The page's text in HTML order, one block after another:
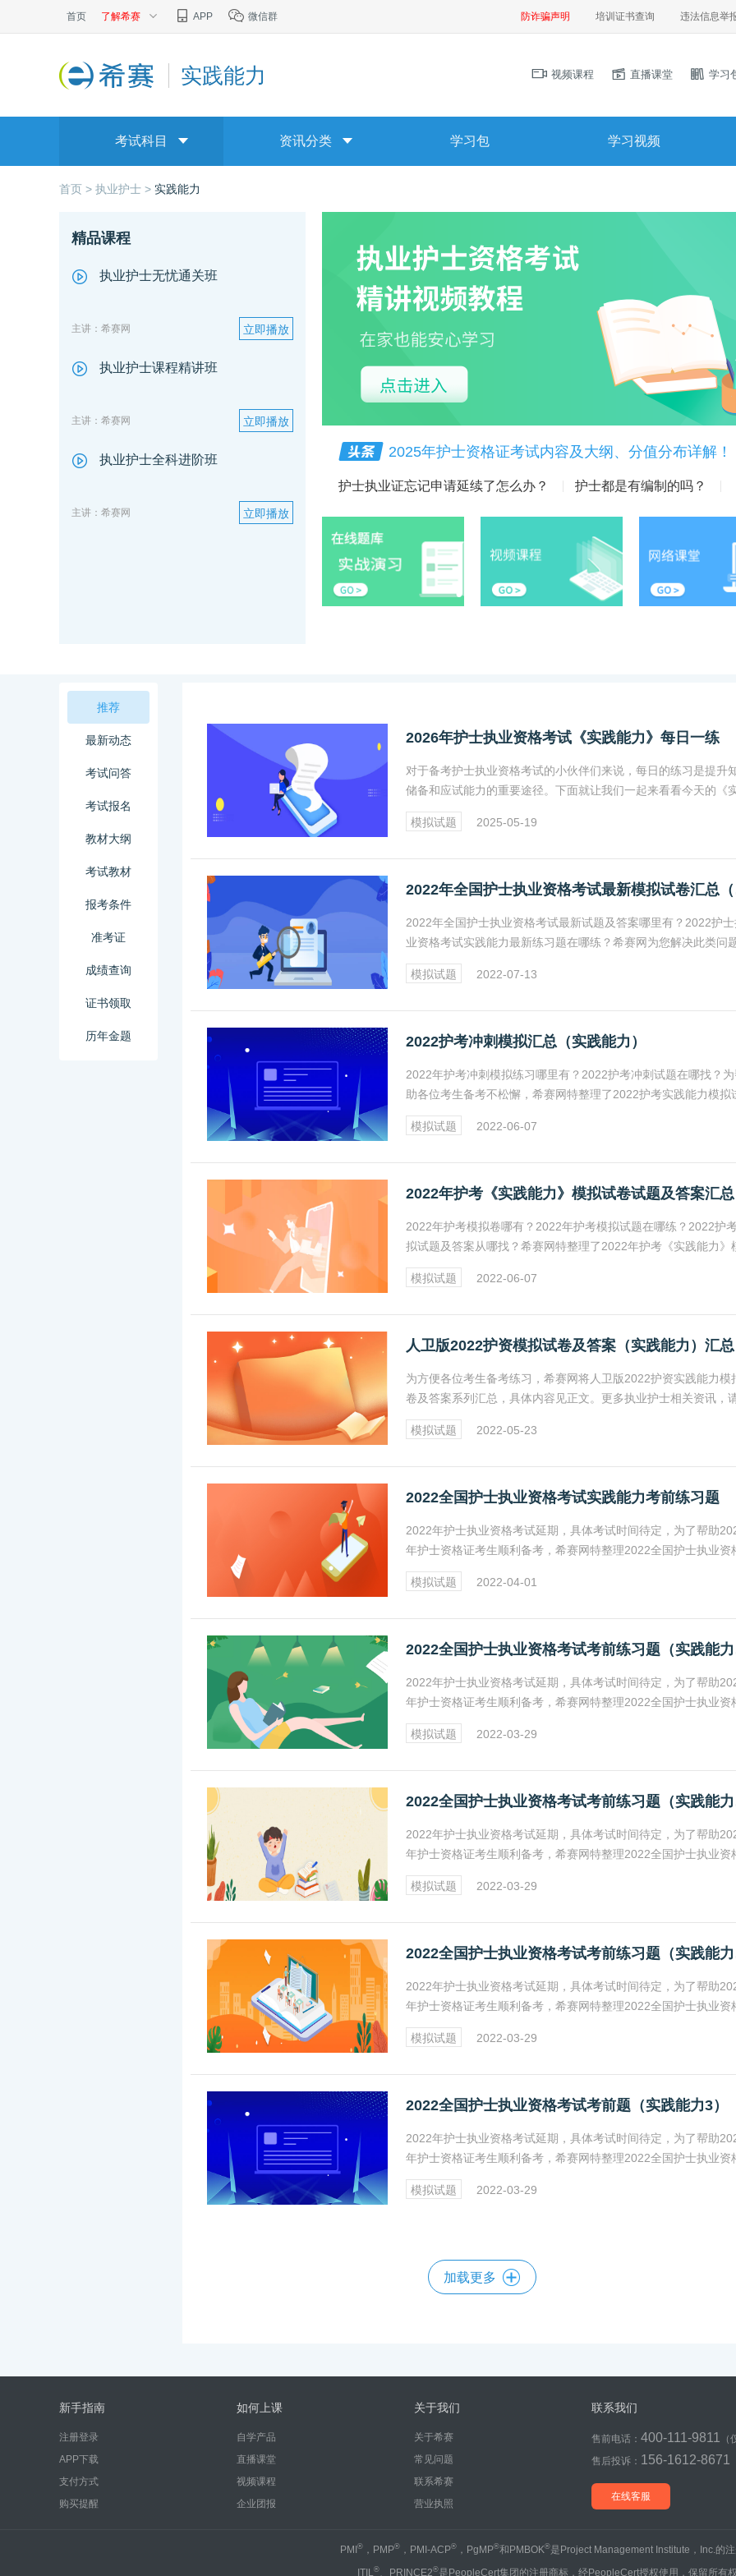
首页 了解希赛 APP 微信群 防诈骗声明 培训证书查询 违法信息举
实践能力 视频课程 直播课堂 学习
考试科目 资讯分类 学习包 学习视频
首页 > 执业护士 > 实践能力
精品课程
执业护士无忧通关班
主讲：希赛网 立即播放
执业护士课程精讲班
主讲：希赛网 立即播放
执业护士全科进阶班
主讲：希赛网 立即播放
2025年护士资格证考试内容及大纲、分值分布详解！
护士执业证忘记申请延续了怎么办？ 护士都是有编制的吗？
推荐
最新动态
考试问答
考试报名
教材大纲
考试教材
报考条件
准考证
成绩查询
证书领取
历年金题
2026年护士执业资格考试《实践能力》每日一练
对于备考护士执业资格考试的小伙伴们来说，每日的练习是提升
储备和应试能力的重要途径。下面就让我们一起来看看今天的《实
能力》练习题，检验一下自己的学习成果吧！
模拟试题
2025-05-19
2022年全国护士执业资格考试最新试题及答案哪里有？2022护士
业资格考试实践能力最新练习题在哪练？希赛网为您解决此类问题
具体内容见正文。更多护士资格考试相关资讯，请关注希赛网执业
士频道。
模拟试题 2022-07-13
2022护考冲刺模拟汇总（实践能力）
2022年护考冲刺模拟练习哪里有？2022护考冲刺试题在哪找？
助各位考生备考不松懈，希赛网特整理了2022护考实践能力模拟
及答案，具体内容见正文。
模拟试题
2022-06-07
2022年护考《实践能力》模拟试卷试题及答案汇总
2022年护考模拟卷哪有？2022年护考模拟试题在哪练？2022护
拟试题及答案从哪找？希赛网特整理了2022年护考《实践能力》
试卷试题及答案汇总，具体内容见正文。
模拟试题
2022-06-07
人卫版2022护资模拟试卷及答案（实践能力）汇总
为方便各位考生备考练习，希赛网将人卫版2022护资实践能力模
卷及答案系列汇总，具体内容见正文。更多执业护士相关资讯，请
注希赛网执业护士频道。
模拟试题
2022-05-23
2022全国护士执业资格考试实践能力考前练习题
2022年护士执业资格考试延期，具体考试时间待定，为了帮助
年护士资格证考生顺利备考，希赛网特整理2022全国护士执业资
试实践能力考前练习题系列，具体内容见正文。
模拟试题
2022-04-01
2022年护士执业资格考试延期，具体考试时间待定，为了帮助
年护士资格证考生顺利备考，希赛网特整理2022全国护士执业资
试考前练习题（实践能力）系列，具体内容见正文。
模拟试题
2022-03-29
2022年护士执业资格考试延期，具体考试时间待定，为了帮助
年护士资格证考生顺利备考，希赛网特整理2022全国护士执业资
试考前练习题（实践能力）系列，具体内容见正文。
模拟试题
2022-03-29
2022年护士执业资格考试延期，具体考试时间待定，为了帮助
年护士资格证考生顺利备考，希赛网特整理2022全国护士执业资
试考前练习题（实践能力）系列，具体内容见正文。
模拟试题
2022-03-29
2022全国护士执业资格考试考前题（实践能力3）
2022年护士执业资格考试延期，具体考试时间待定，为了帮助
年护士资格证考生顺利备考，希赛网特整理2022全国护士执业资
试考前练习题（实践能力）系列，具体内容见正文。
模拟试题
2022-03-29
加载更多
新手指南
注册登录
APP下载
支付方式
购买提醒
如何上课
自学产品
直播课堂
视频课程
企业团报
关于我们
关于希赛
常见问题
联系希赛
营业执照
联系我们
售前电话： 400-111-9811
售后投诉： 156-1612-8671
在线客服
PMI®，PMP®，PMI-ACP®，PgMP®和PMBOK®是Project Management Institute，Inc.的
ITIL®、PRINCE2®是PeopleCert集团的注册商标，经PeopleCert授权使用，保留所有